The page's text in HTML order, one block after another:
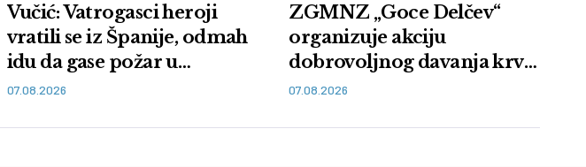
Vučić: Vatrogasci heroji
vratili se iz Španije, odmah
idu da gase požar u
Deliblatskoj peščari
07.08.2026
ZGMNZ „Goce Delčev“
organizuje akciju
dobrovoljnog davanja krvi
u Vranju: Budi heroj,
07.08.2026